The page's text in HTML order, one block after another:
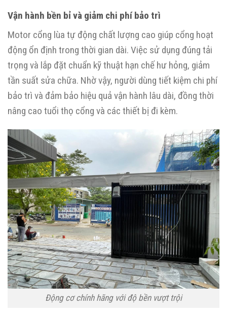
Vận hành bền bỉ và giảm chi phí bảo trì
Motor cổng lùa tự động chất lượng cao giúp cổng hoạt
động ổn định trong thời gian dài. Việc sử dụng đúng tải
trọng và lắp đặt chuẩn kỹ thuật hạn chế hư hỏng, giảm
tần suất sửa chữa. Nhờ vậy, người dùng tiết kiệm chi phí
bảo trì và đảm bảo hiệu quả vận hành lâu dài, đồng thời
nâng cao tuổi thọ cổng và các thiết bị đi kèm.
Động cơ chính hãng với độ bền vượt trội